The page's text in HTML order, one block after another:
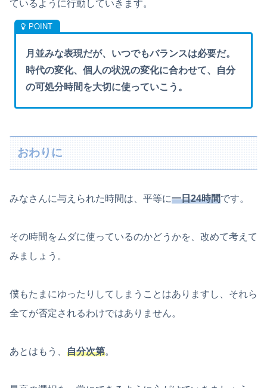
ているように行動していきます。
月並みな表現だが、いつでもバランスは必要だ。
時代の変化、個人の状況の変化に合わせて、自分
の可処分時間を大切に使っていこう。
おわりに
みなさんに与えられた時間は、平等に一日24時間です。
その時間をムダに使っているのかどうかを、改めて考えて
みましょう。
僕もたまにゆったりしてしまうことはありますし、それら
全てが否定されるわけではありません。
あとはもう、 自分次第。